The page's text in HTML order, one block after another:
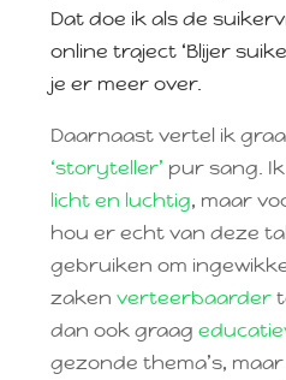
Dat doe ik als de
online traject ‘Blijer
je er meer over.
Daarnaast vertel ik
‘storyteller’ pur sang.
licht en luchtig, maar
hou er echt van deze
gebruiken om
zakenverteerbaarder
dan ook graag
gezonde thema’s,